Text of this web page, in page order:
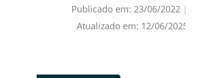
Publicado em: 23/06/2022 |
Atualizado em: 12/06/2025